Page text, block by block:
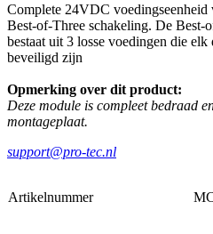
Complete 24VDC
Best-of-Three schakeling. De Best-
bestaat uit 3 losse voedingen die
beveiligd zijn
Opmerking over dit product:
Deze module is compleet bedraad
montageplaat.
support@pro-tec.nl
Artikelnummer